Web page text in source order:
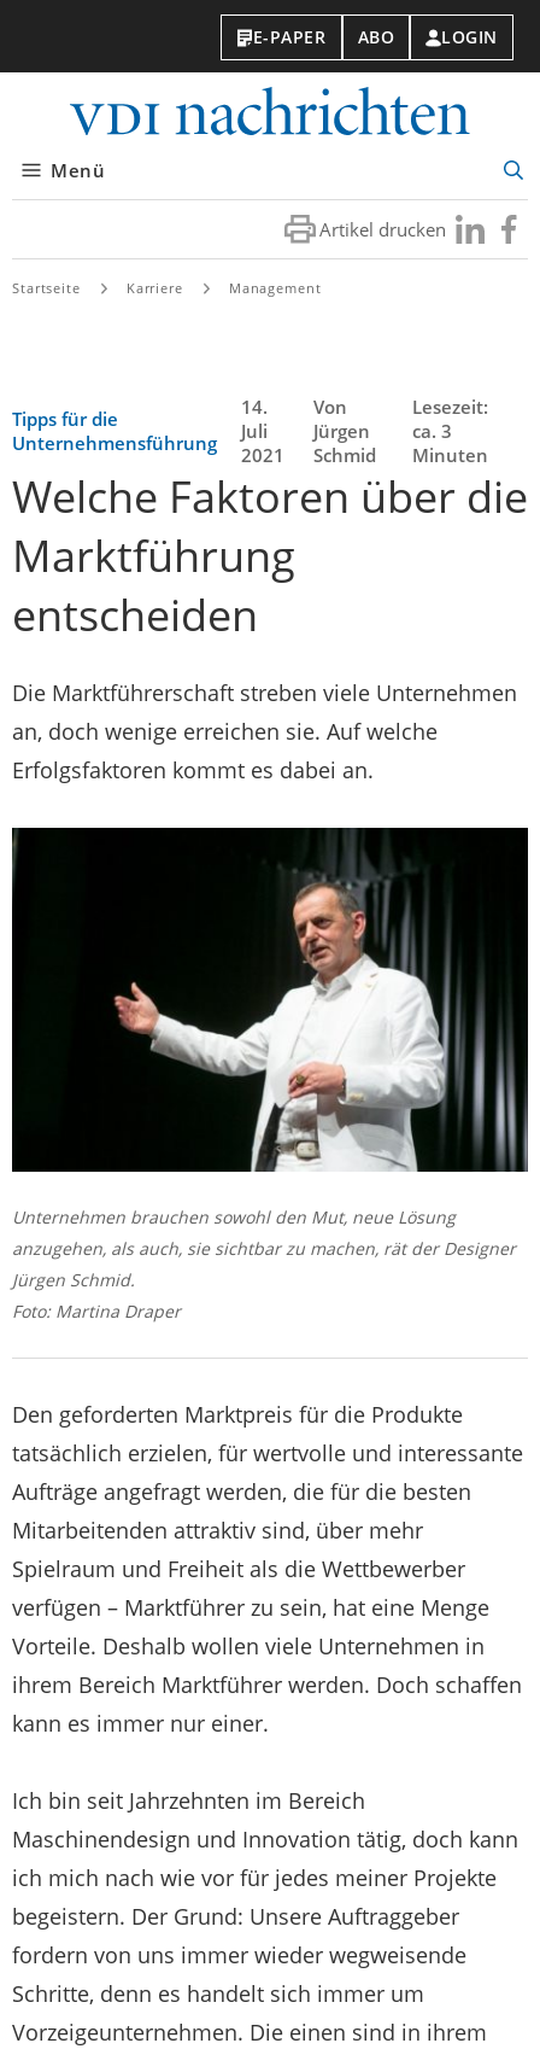
E-PAPER ABO LOGIN
Menü
Artikel drucken Besuchen
Sie
Sie
Startseite Karriere Management
Tipps für die
Unternehmensführung
14.
Juli
2021
Von
Jürgen
Schmid
Lesezeit:
ca. 3
Minuten
Welche Faktoren über die
Marktführung
entscheiden
Die Marktführerschaft streben viele Unternehmen
an, doch wenige erreichen sie. Auf welche
Erfolgsfaktoren kommt es dabei an.
Unternehmen brauchen sowohl den Mut, neue Lösung
anzugehen, als auch, sie sichtbar zu machen, rät der Designer
Jürgen Schmid.
Foto: Martina Draper
Den geforderten Marktpreis für die Produkte
tatsächlich erzielen, für wertvolle und interessante
Aufträge angefragt werden, die für die besten
Mitarbeitenden attraktiv sind, über mehr
Spielraum und Freiheit als die Wettbewerber
verfügen – Marktführer zu sein, hat eine Menge
Vorteile. Deshalb wollen viele Unternehmen in
ihrem Bereich Marktführer werden. Doch schaffen
kann es immer nur einer.
Ich bin seit Jahrzehnten im Bereich
Maschinendesign und Innovation tätig, doch kann
ich mich nach wie vor für jedes meiner Projekte
begeistern. Der Grund: Unsere Auftraggeber
fordern von uns immer wieder wegweisende
Schritte, denn es handelt sich immer um
Vorzeigeunternehmen. Die einen sind in ihrem